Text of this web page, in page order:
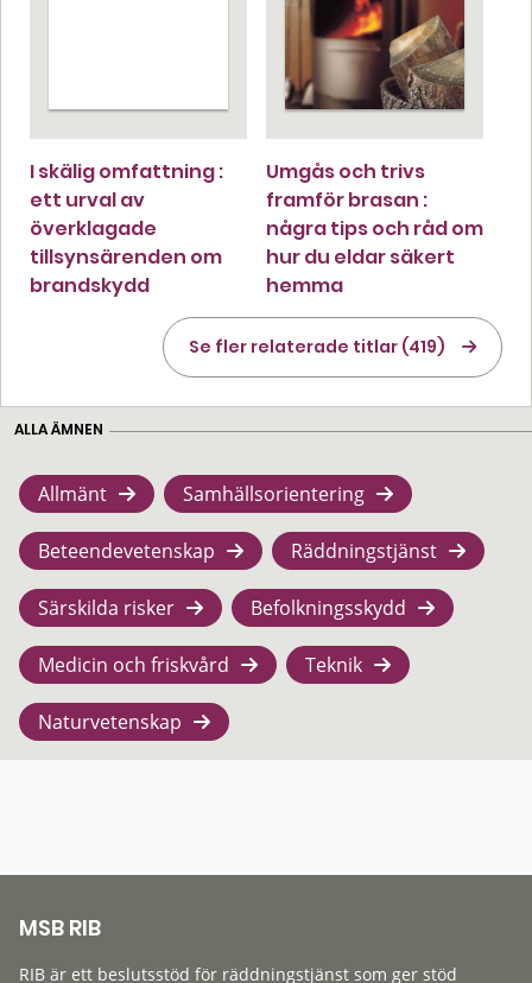
I skälig omfattning :
ett urval av
överklagade
tillsynsärenden om
brandskydd
Umgås och trivs
framför brasan :
några tips och råd om
hur du eldar säkert
hemma
Se fler relaterade titlar (419)
ALLA ÄMNEN
Allmänt Samhällsorientering
Beteendevetenskap Räddningstjänst
Särskilda risker Befolkningsskydd
Medicin och friskvård Teknik
Naturvetenskap
MSB RIB
RIB är ett beslutsstöd för räddningstjänst som ger stöd